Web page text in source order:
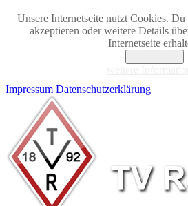
Unsere Internetseite nutzt Cookies.
akzeptieren oder weitere Details
Internetseite
Impressum Datenschutzerklärung